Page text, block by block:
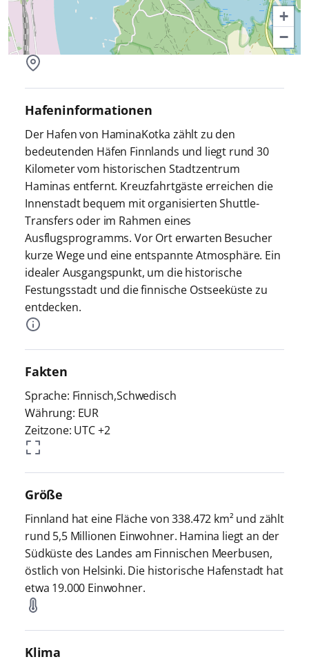
+
−
Hafeninformationen
Der Hafen von HaminaKotka zählt zu den
bedeutenden Häfen Finnlands und liegt rund 30
Kilometer vom historischen Stadtzentrum
Haminas entfernt. Kreuzfahrtgäste erreichen die
Innenstadt bequem mit organisierten Shuttle-
Transfers oder im Rahmen eines
Ausflugsprogramms. Vor Ort erwarten Besucher
kurze Wege und eine entspannte Atmosphäre. Ein
idealer Ausgangspunkt, um die historische
Festungsstadt und die finnische Ostseeküste zu
entdecken.
Fakten
Sprache: Finnisch,Schwedisch
Währung: EUR
Zeitzone: UTC +2
Größe
Finnland hat eine Fläche von 338.472 km² und zählt
rund 5,5 Millionen Einwohner. Hamina liegt an der
Südküste des Landes am Finnischen Meerbusen,
östlich von Helsinki. Die historische Hafenstadt hat
etwa 19.000 Einwohner.
Klima